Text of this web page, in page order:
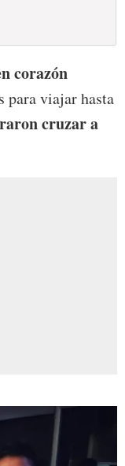
corazón
para viajar hasta
cruzar a